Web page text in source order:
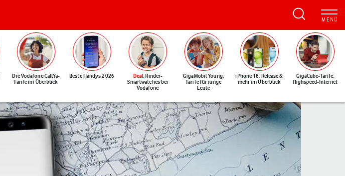
Die Vodafone CallYa-
Tarife im Überblick
Beste Handys 2026 Deal: Kinder-
Smartwatches bei
Vodafone
GigaMobil Young:
Tarife für junge
Leute
iPhone 18: Release &
mehr im Überblick
GigaCube-Tarife:
Highspeed-Internet